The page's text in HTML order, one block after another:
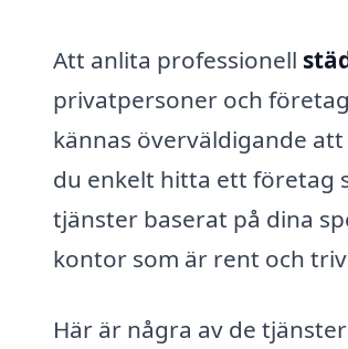
Att anlita professionell
privatpersoner och
kännas överväldigande
du enkelt hitta ett företag
tjänster baserat på dina
kontor som är rent och
Här är några av de